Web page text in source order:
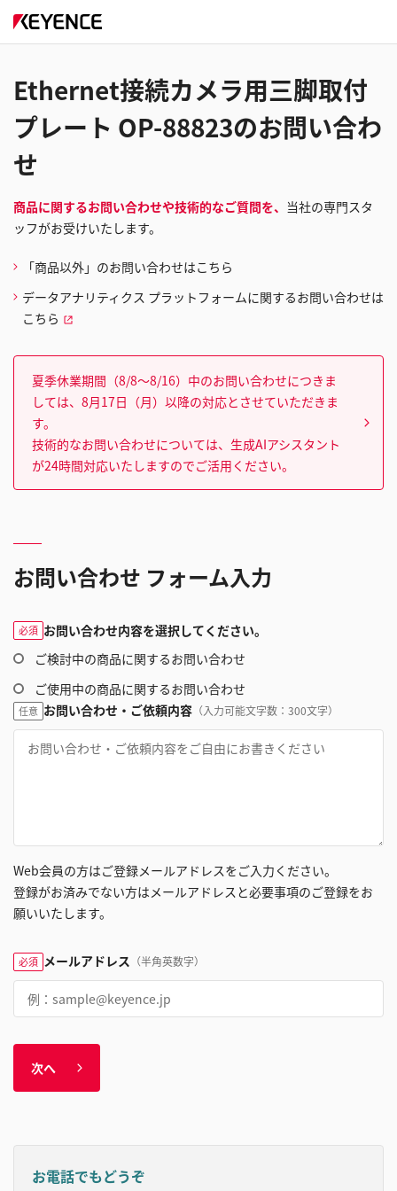
Ethernet接続カメラ用三脚取付
プレート OP-88823のお問い合わ
せ
商品に関するお問い合わせや技術的なご質問を、 当社の専門スタ
ッフがお受けいたします。
「商品以外」のお問い合わせはこちら
データアナリティクス プラットフォームに関するお問い合わせは
こちら
夏季休業期間（8/8～8/16）中のお問い合わせにつきま
しては、8月17日（月）以降の対応とさせていただきま
す。
技術的なお問い合わせについては、生成AIアシスタント
が24時間対応いたしますのでご活用ください。
お問い合わせ フォーム入力
必須 お問い合わせ内容を選択してください。
ご検討中の商品に関するお問い合わせ
ご使用中の商品に関するお問い合わせ
任意 お問い合わせ・ご依頼内容 （入力可能文字数：300文字）
Web会員の方はご登録メールアドレスをご入力ください。
登録がお済みでない方はメールアドレスと必要事項のご登録をお
願いいたします。
必須 メールアドレス （半角英数字）
次へ
お電話でもどうぞ